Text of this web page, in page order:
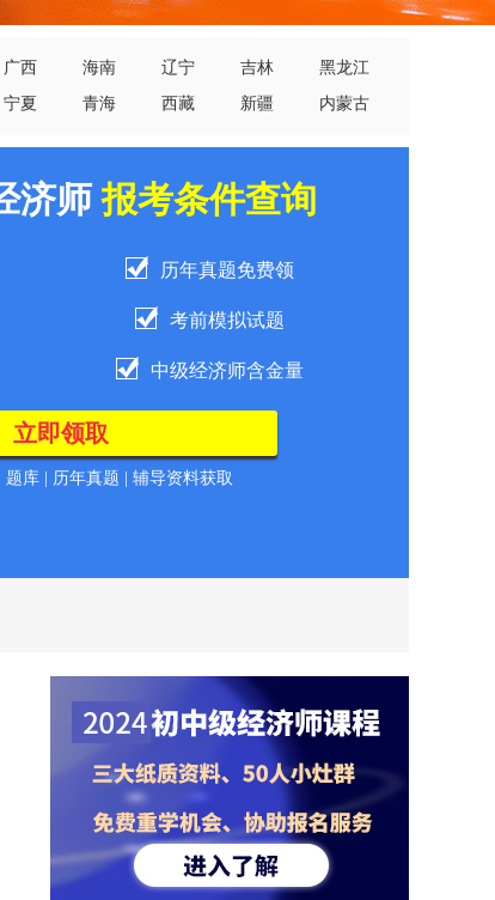
广西 海南 辽宁 吉林
黑龙江
宁夏 青海 西藏 新疆 内蒙古
济师报考条件查询
历年真题免费领
考前模拟试题
中级经济师含金量
库 | 历年真题 | 辅导资料获取